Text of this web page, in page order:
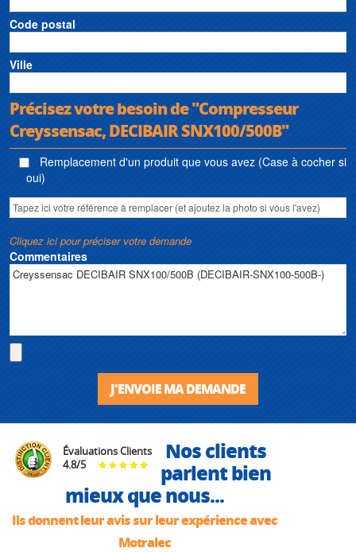
Code postal
Ville
Précisez votre besoin de "Compresseur
Creyssensac, DECIBAIR SNX100/500B"
Remplacement d'un produit que vous avez (Case à cocher si
oui)
Cliquez ici pour préciser votre demande
Commentaires
J'ENVOIE MA DEMANDE
Évaluations Clients
4.8/5
Nos clients
parlent bien
mieux que nous...
Ils donnent leur avis sur leur expérience avec
Motralec